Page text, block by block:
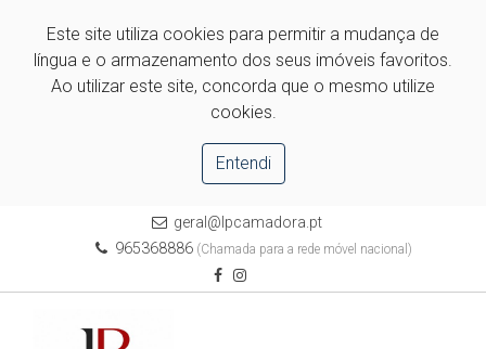
Este site utiliza cookies para permitir a mudança de
língua e o armazenamento dos seus imóveis favoritos.
Ao utilizar este site, concorda que o mesmo utilize
cookies.
Entendi
geral@lpcamadora.pt
965368886 (Chamada para a rede móvel nacional)